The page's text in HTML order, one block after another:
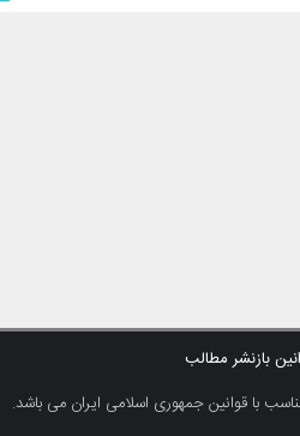
بازنشر مطالب
با قوانین جمهوری اسلامی ایران می باشد.